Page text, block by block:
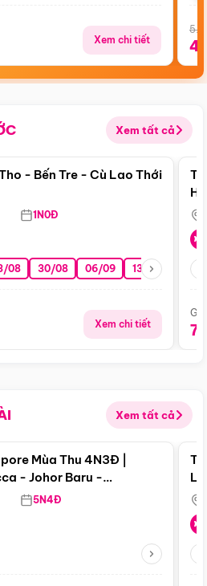
Xem chi tiết
Xem tất cả
Điểm nổi bật
- Bến Tre - Cù Lao Thới
1N0Đ
08 30/08 06/09 13/09 20/09
Xem chi tiết
Xem tất cả
Điểm nổi bật
Mùa Thu 4N3Đ |
- Johor Baru -
5N4Đ